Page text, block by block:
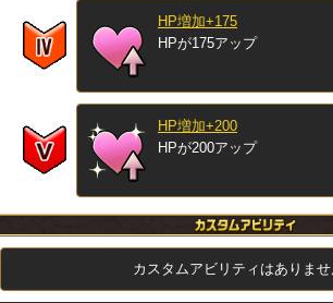
HP増加+175
HPが175アップ
HP増加+200
HPが200アップ
カスタムアビリティはありませ